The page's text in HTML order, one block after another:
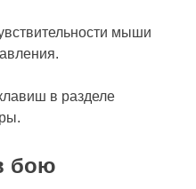
мыши
в разделе
бою